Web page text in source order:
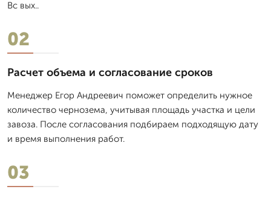
Вс вых..
02
Расчет объема и согласование сроков
Менеджер Егор Андреевич поможет определить нужное
количество чернозема, учитывая площадь участка и цели
завоза. После согласования подбираем подходящую дату
и время выполнения работ.
03